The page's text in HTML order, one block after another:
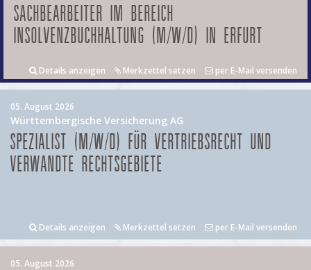
SACHBEARBEITER IM BEREICH
INSOLVENZBUCHHALTUNG (M/W/D) IN ERFURT
Details anzeigen Merkzettel setzen per E-Mail versenden
05. August 2026
Württembergische Versicherung AG
SPEZIALIST (M/W/D) FÜR VERTRIEBSRECHT UND
VERWANDTE RECHTSGEBIETE
Details anzeigen Merkzettel setzen per E-Mail versenden
05. August 2026